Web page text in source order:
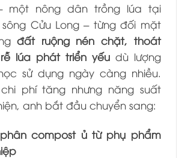
một nông dân trồng lúa tại
Cửu Long – từng đối mặt
đất ruộng nén chặt, thoát
lúa phát triển yếudù lượng
sử dụng ngày càng nhiều.
phí tăng nhưng năng suất
anh bắt đầu chuyển sang:
phân compost ủ từ phụ phẩm